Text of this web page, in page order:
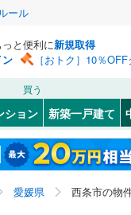
ール
と便利に新規取得
ン
［おトク］10％
買う
ション 新築一戸建て
愛媛県 西条市の物
岩手
神奈川
(48)
(1)
6)
(1)
(1)
0)
高浜線(0)
(0)
、リノベーション
ション・リフォーム
この検索条件の新